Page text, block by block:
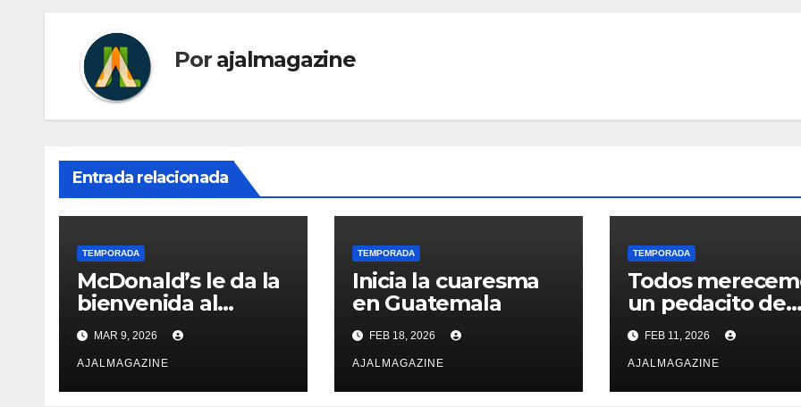
Por ajalmagazine
Entrada relacionada
TEMPORADA
McDonald’s le da la
bienvenida al
“Sabor del Verano”
con nuevas
opciones por
tiempo limitado
MAR 9, 2026
AJALMAGAZINE
TEMPORADA
Inicia la cuaresma
en Guatemala
FEB 18, 2026
AJALMAGAZINE
TEMPORADA
Todos
un pedacito de
amor
FEB 11, 2026
AJALMAGAZINE